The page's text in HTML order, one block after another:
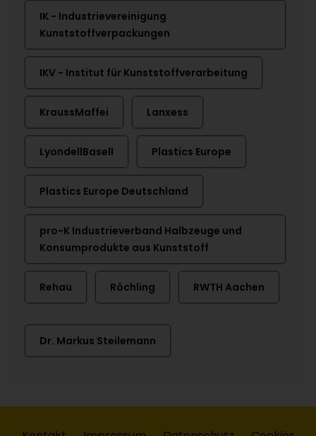
IK - Industrievereinigung
Kunststoffverpackungen
IKV - Institut für Kunststoffverarbeitung
KraussMaffei Lanxess
LyondellBasell Plastics Europe
Plastics Europe Deutschland
pro-K Industrieverband Halbzeuge und
Konsumprodukte aus Kunststoff
Rehau Röchling RWTH Aachen
Dr. Markus Steilemann